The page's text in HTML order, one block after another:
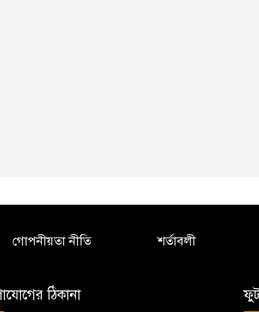
গোপনীয়তা নীতি শর্তাবলী
ঠিকানা